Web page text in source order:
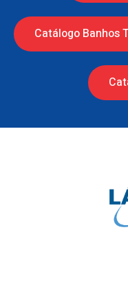
Catálogo Banhos